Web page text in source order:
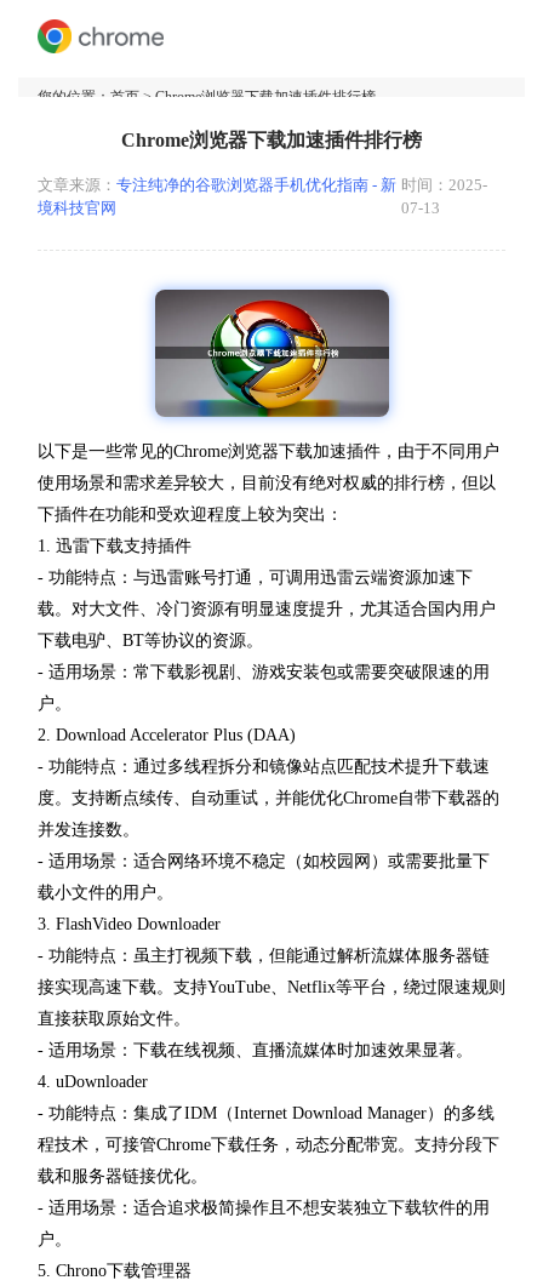
您的位置： 首页 > Chrome浏览器下载加速插件排行榜
Chrome浏览器下载加速插件排行榜
文章来源： 专注纯净的谷歌浏览器手机优化指南 - 新
境科技官网
时间：2025-
07-13
以下是一些常见的Chrome浏览器下载加速插件，由于不同用户
使用场景和需求差异较大，目前没有绝对权威的排行榜，但以
下插件在功能和受欢迎程度上较为突出：
1. 迅雷下载支持插件
- 功能特点：与迅雷账号打通，可调用迅雷云端资源加速下
载。对大文件、冷门资源有明显速度提升，尤其适合国内用户
下载电驴、BT等协议的资源。
- 适用场景：常下载影视剧、游戏安装包或需要突破限速的用
户。
2. Download Accelerator Plus (DAA)
- 功能特点：通过多线程拆分和镜像站点匹配技术提升下载速
度。支持断点续传、自动重试，并能优化Chrome自带下载器的
并发连接数。
- 适用场景：适合网络环境不稳定（如校园网）或需要批量下
载小文件的用户。
3. FlashVideo Downloader
- 功能特点：虽主打视频下载，但能通过解析流媒体服务器链
接实现高速下载。支持YouTube、Netflix等平台，绕过限速规则
直接获取原始文件。
- 适用场景：下载在线视频、直播流媒体时加速效果显著。
4. uDownloader
- 功能特点：集成了IDM（Internet Download Manager）的多线
程技术，可接管Chrome下载任务，动态分配带宽。支持分段下
载和服务器链接优化。
- 适用场景：适合追求极简操作且不想安装独立下载软件的用
户。
5. Chrono下载管理器